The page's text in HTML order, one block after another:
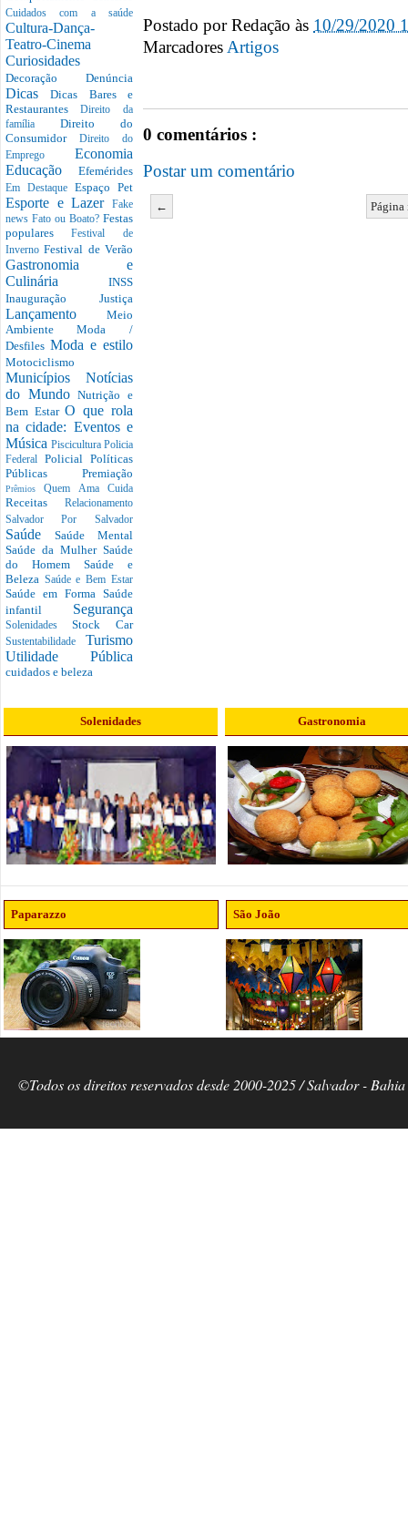
Cuidados com a saúde
Cultura-Dança-
Teatro-Cinema
Curiosidades
Decoração Denúncia
DicasDicas Bares e
RestaurantesDireito da
família Direito do
Consumidor Direito do
Emprego Economia
Educação Efemérides
Em Destaque Espaço Pet
Esporte e Lazer
Fake
news Fato ou Boato? Festas
popularesFestival de
InvernoFestival de Verão
Gastronomia e
Culinária INSS
Inauguração Justiça
Lançamento Meio
AmbienteModa /
Desfiles Moda e estilo
Motociclismo
Municípios Notícias
do MundoNutrição e
Bem EstarO que rola
na cidade: Eventos e
Música Piscicultura Policia
Federal Policial Políticas
Públicas Premiação
PrêmiosQuem Ama Cuida
Receitas Relacionamento
Salvador Por Salvador
Saúde Saúde Mental
Saúde da Mulher Saúde
do Homem Saúde e
Beleza Saúde e Bem Estar
Saúde em Forma Saúde
infantil Segurança
SolenidadesStock Car
Sustentabilidade Turismo
Utilidade Pública
cuidados e beleza
Postado porRedação às 10/29/2020
MarcadoresArtigos
0 comentários :
Postar um comentário
←
Solenidades Gastronomia
Paparazzo São João
©Todos os direitos reservados desde 2000-2025 / Salvador -